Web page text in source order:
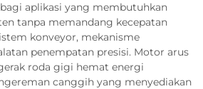
aplikasi yang membutuhkan
tanpa memandang kecepatan
konveyor, mekanisme
penempatan presisi. Motor arus
roda gigi hemat energi
canggih yang menyediakan